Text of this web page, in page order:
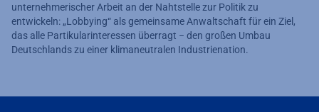
unternehmerischer Arbeit an der Nahtstelle zur Politik zu
entwickeln: „Lobbying“ als gemeinsame Anwaltschaft für ein Ziel,
das alle Partikularinteressen überragt − den großen Umbau
Deutschlands zu einer klimaneutralen Industrienation. ­